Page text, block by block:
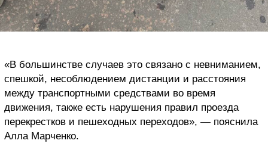
«В большинстве случаев это связано с невниманием,
спешкой, несоблюдением дистанции и расстояния
между транспортными средствами во время
движения, также есть нарушения правил проезда
перекрестков и пешеходных переходов», — пояснила
Алла Марченко.